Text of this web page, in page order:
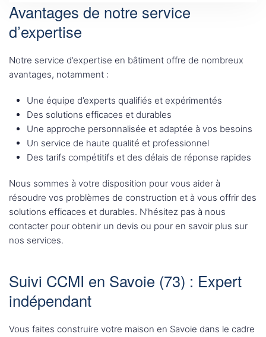
Avantages de notre service
d’expertise
Notre service d’expertise en bâtiment offre de nombreux
avantages, notamment :
Une équipe d’experts qualifiés et expérimentés
Des solutions efficaces et durables
Une approche personnalisée et adaptée à vos besoins
Un service de haute qualité et professionnel
Des tarifs compétitifs et des délais de réponse rapides
Nous sommes à votre disposition pour vous aider à
résoudre vos problèmes de construction et à vous offrir des
solutions efficaces et durables. N’hésitez pas à nous
contacter pour obtenir un devis ou pour en savoir plus sur
nos services.
Suivi CCMI en Savoie (73) : Expert
indépendant
Vous faites construire votre maison en Savoie dans le cadre